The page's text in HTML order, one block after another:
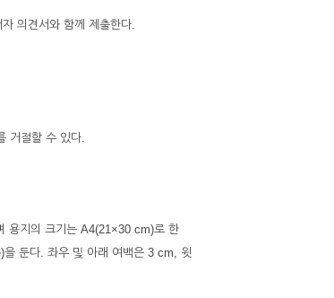
의견서와 함께 제출한다.
거절할 수 있다.
용지의 크기는 A4(21×30 cm)로 한
둔다. 좌우 및 아래 여백은 3 cm, 윗